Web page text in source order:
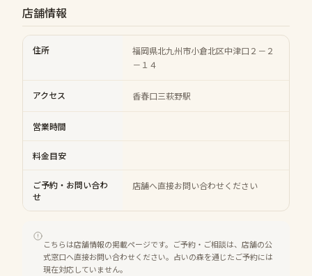
店舗情報
住所
福岡県北九州市小倉北区中津口２－２
－１４
アクセス 香春口三萩野駅
営業時間
料金目安
ご予約・お問い合わ
せ
店舗へ直接お問い合わせください
こちらは店舗情報の掲載ページです。ご予約・ご相談は、店舗の公
式窓口へ直接お問い合わせください。占いの森を通じたご予約には
現在対応していません。